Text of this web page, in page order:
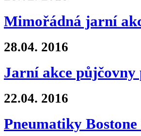
Mimořádná jarní
28.04. 2016
Jarní akce
22.04. 2016
Pneumatiky